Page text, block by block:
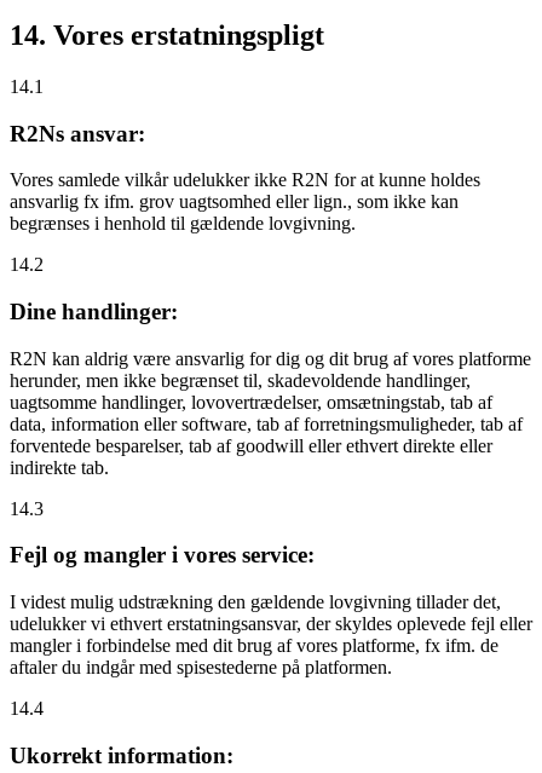
14. Vores erstatningspligt
14.1
R2Ns ansvar:
Vores samlede vilkår udelukker ikke R2N for at kunne holdes
ansvarlig fx ifm. grov uagtsomhed eller lign., som ikke kan
begrænses i henhold til gældende lovgivning.
14.2
Dine handlinger:
R2N kan aldrig være ansvarlig for dig og dit brug af vores platforme
herunder, men ikke begrænset til, skadevoldende handlinger,
uagtsomme handlinger, lovovertrædelser, omsætningstab, tab af
data, information eller software, tab af forretningsmuligheder, tab af
forventede besparelser, tab af goodwill eller ethvert direkte eller
indirekte tab.
14.3
Fejl og mangler i vores service:
I videst mulig udstrækning den gældende lovgivning tillader det,
udelukker vi ethvert erstatningsansvar, der skyldes oplevede fejl eller
mangler i forbindelse med dit brug af vores platforme, fx ifm. de
aftaler du indgår med spisestederne på platformen.
14.4
Ukorrekt information: